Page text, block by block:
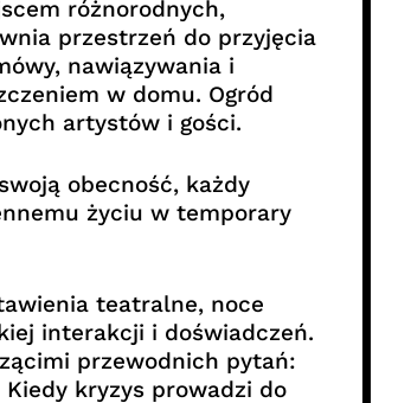
różnorodnych,
przestrzeń do przyjęcia
nawiązywania i
w domu. Ogród
artystów i gości.
obecność, każdy
życiu w temporary
teatralne, noce
interakcji i doświadczeń.
przewodnich pytań:
kryzys prowadzi do